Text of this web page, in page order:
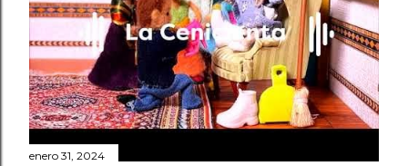
enero 31, 2024